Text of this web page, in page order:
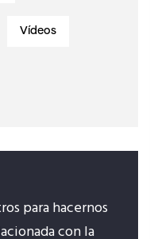
Vídeos
para hacernos
con la